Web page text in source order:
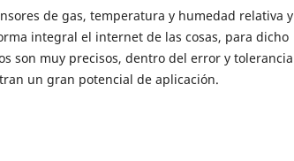
de gas, temperatura y humedad relativa y
integral el internet de las cosas, para dicho
son muy precisos, dentro del error y tolerancia
un gran potencial de aplicación.